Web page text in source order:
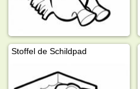
Stoffel de Schildpad